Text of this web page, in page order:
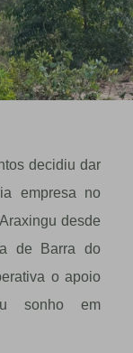
decidiu dar
empresa no
desde
de Barra do
o apoio
sonho em